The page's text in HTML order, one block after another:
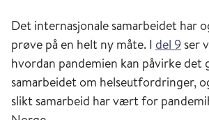
Det internasjonale samarbeidet har
prøve på en helt ny måte. I del 9 ser
hvordan pandemien kan påvirke det
samarbeidet om helseutfordringer,
slikt samarbeid har vært for